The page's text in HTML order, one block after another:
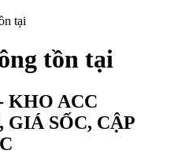
tại
tồn tại
KHO ACC
SỐC, CẬP